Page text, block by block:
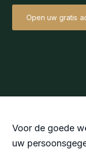
Open uw gratis
Voor de goede
uw